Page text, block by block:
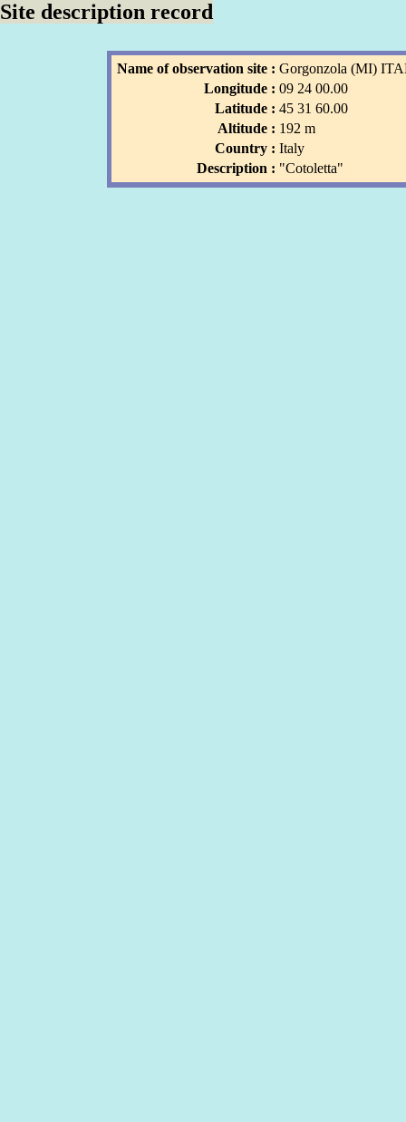
Site description record
Name of observation site : Gorgonzola (MI)
Longitude : 09 24 00.00
Latitude : 45 31 60.00
Altitude : 192 m
Country : Italy
Description : "Cotoletta"